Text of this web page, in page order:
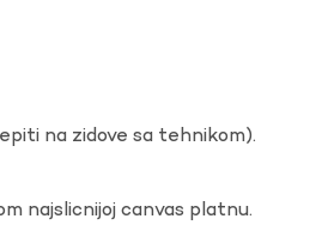
na zidove sa tehnikom).
najslicnijoj canvas platnu.